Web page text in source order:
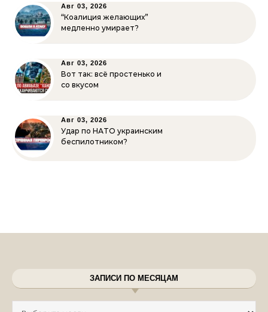
Авг 03, 2026
“Коалиция желающих”
медленно умирает?
Авг 03, 2026
Вот так: всё простенько и
со вкусом
Авг 03, 2026
Удар по НАТО украинским
беспилотником?
ЗАПИСИ ПО МЕСЯЦАМ